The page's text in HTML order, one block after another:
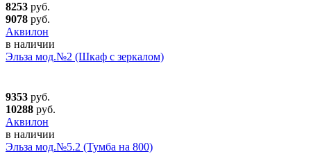
8253 руб.
9078 руб.
Аквилон
в наличии
Эльза мод.№2 (Шкаф с зеркалом)
9353 руб.
10288 руб.
Аквилон
в наличии
Эльза мод.№5.2 (Тумба на 800)